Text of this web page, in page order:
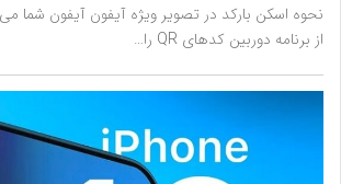
نحوه اسکن بارکد در تصویر ویژه آیفون آیفون شما
از برنامه دوربین کدهای QR را…